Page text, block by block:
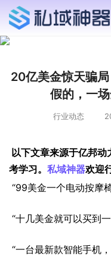
20亿美金惊天骗
假的，一
行业动态
以下文章来源于亿邦动
考学习。 私域神器欢迎
“99美金一个电动按摩
“十几美金就可以买到
“一台最新款智能手机